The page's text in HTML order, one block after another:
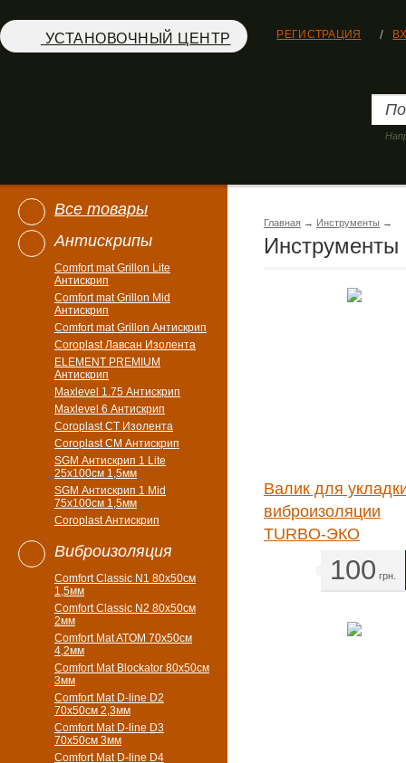
УСТАНОВОЧНЫЙ ЦЕНТР РЕГИСТРАЦИЯ
Все товары
Антискрипы
Comfort mat Grillon Lite
Антискрип
Comfort mat Grillon Mid
Антискрип
Comfort mat Grillon Антискрип
Coroplast Лавсан Изолента
ELEMENT PREMIUM
Антискрип
Maxlevel 1.75 Антискрип
Maxlevel 6 Антискрип
Coroplast CT Изолента
Coroplast CM Антискрип
SGM Антискрип 1 Lite
25x100cм 1,5мм
SGM Антискрип 1 Mid
75x100cм 1,5мм
Coroplast Антискрип
Виброизоляция
Comfort Classic N1 80x50см
1,5мм
Comfort Classic N2 80x50см
2мм
Comfort Mat ATOM 70x50см
4,2мм
Comfort Mat Blockator 80х50см
3мм
Comfort Mat D-line D2
70х50см 2,3мм
Comfort Mat D-line D3
70х50см 3мм
Comfort Mat D-line D4
Главная → Инструменты →
Инструменты
Валик для
виброизоляции
TURBO-ЭКО
100 грн.